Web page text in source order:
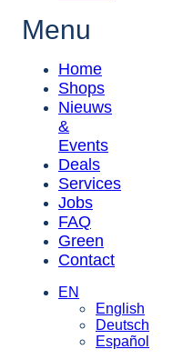
Menu
Home
Shops
Nieuws
&
Events
Deals
Services
Jobs
FAQ
Green
Contact
EN
English
Deutsch
Español